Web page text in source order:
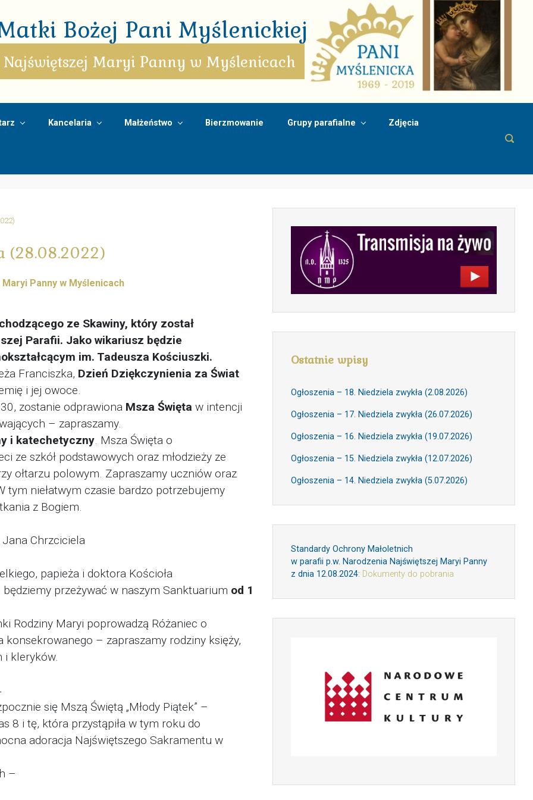
Bożej Pani Myślenickiej
Maryi Panny w Myślenicach
Kancelaria Małżeństwo Bierzmowanie Grupy parafialne Zdjęcia
(28.08.2022)
Panny w Myślenicach
ze Skawiny, który został
Parafii. Jako wikariusz będzie
im. Tadeusza Kościuszki.
Franciszka, Dzień Dziękczynienia za Świat
i jej owoce.
zostanie odprawiona Msza Święta w intencji
– zapraszamy.
i katechetyczny. Msza Święta o
ze szkół podstawowych oraz młodzieży ze
ołtarzu polowym. Zapraszamy uczniów oraz
tym niełatwym czasie bardzo potrzebujemy
z Bogiem.
Chrzciciela
papieża i doktora Kościoła
przeżywać w naszym Sanktuarium od 1
Rodziny Maryi poprowadzą Różaniec o
konsekrowanego – zapraszamy rodziny księży,
i kleryków.
się Mszą Świętą „Młody Piątek” –
8 i tę, która przystąpiła w tym roku do
adoracja Najświętszego Sakramentu w
–
Ostatnie wpisy
Ogłoszenia – 18. Niedziela zwykła (2.08.2026)
Ogłoszenia – 17. Niedziela zwykła (26.07.2026)
Ogłoszenia – 16. Niedziela zwykła (19.07.2026)
Ogłoszenia – 15. Niedziela zwykła (12.07.2026)
Ogłoszenia – 14. Niedziela zwykła (5.07.2026)
Standardy Ochrony Małoletnich
w parafii p.w. Narodzenia Najświętszej Maryi Panny
z dnia 12.08.2024: Dokumenty do pobrania